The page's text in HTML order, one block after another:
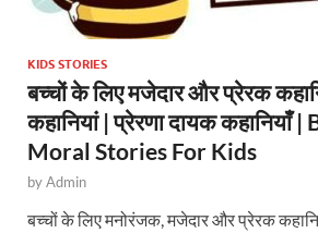
KIDS STORIES
बच्चों के लिए मजेदार और प्रेरक
कहानियां | प्रेरणा दायक कहानियाँ
Moral Stories For Kids
byAdmin
बच्चों के लिए मनोरंजक, मजेदार और प्रेरक